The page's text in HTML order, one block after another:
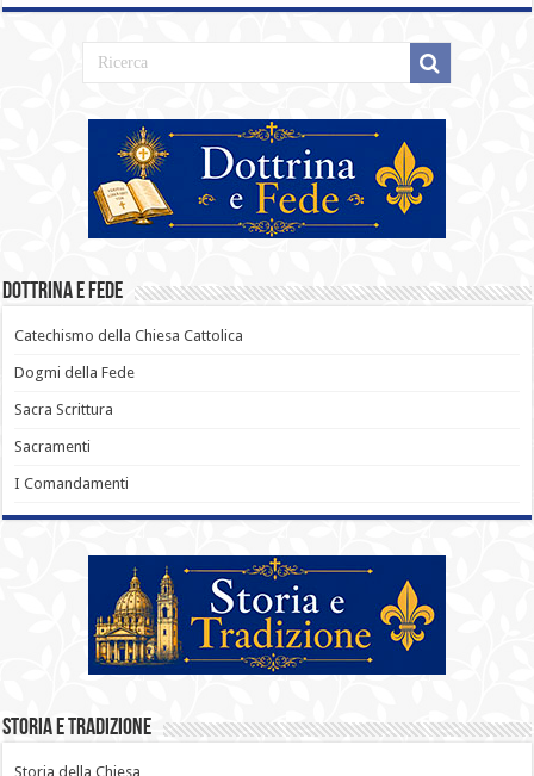
Dottrina e Fede
Catechismo della Chiesa Cattolica
Dogmi della Fede
Sacra Scrittura
Sacramenti
I Comandamenti
Storia e Tradizione
Storia della Chiesa